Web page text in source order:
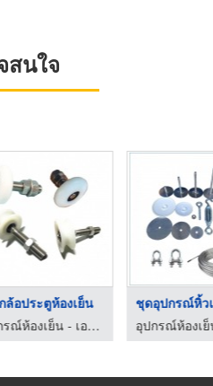
นใจ
ล้อประตูห้องเย็น
อุปกรณ์ห้องเย็น - เอบีซี คูลลิ่ง ฮาร์ดแวร์